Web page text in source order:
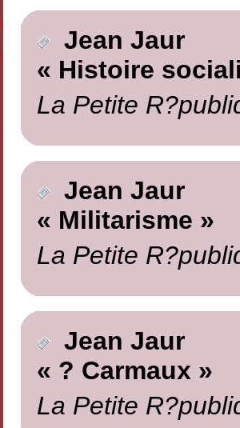
Jean Jaur
« Histoire
La Petite
Jean Jaur
« Militarisme »
La Petite
Jean Jaur
« ? Carmaux »
La Petite